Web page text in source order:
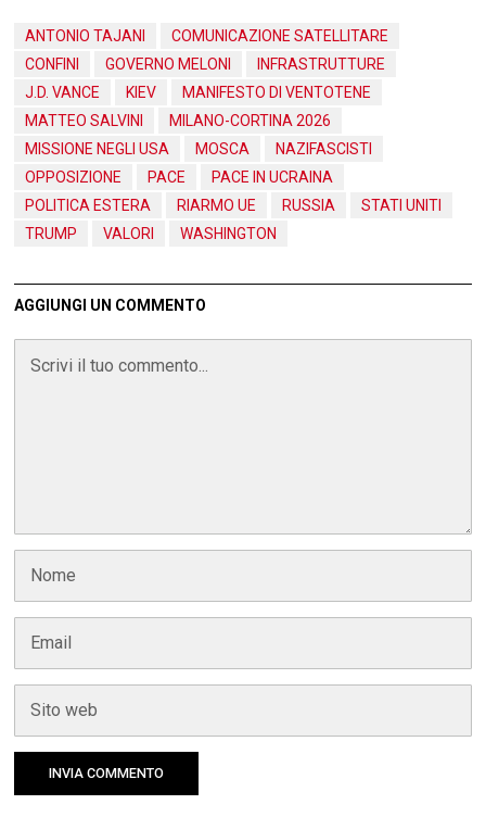
ANTONIO TAJANI
COMUNICAZIONE SATELLITARE
CONFINI
GOVERNO MELONI
INFRASTRUTTURE
J.D. VANCE
KIEV
MANIFESTO DI VENTOTENE
MATTEO SALVINI
MILANO-CORTINA 2026
MISSIONE NEGLI USA
MOSCA
NAZIFASCISTI
OPPOSIZIONE
PACE
PACE IN UCRAINA
POLITICA ESTERA
RIARMO UE RUSSIA
STATI UNITI
TRUMP
VALORI WASHINGTON
AGGIUNGI UN COMMENTO